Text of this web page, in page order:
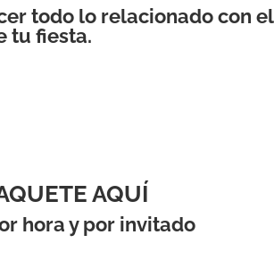
todo lo relacionado con el
tu fiesta.
AQUÍ
hora y por invitado